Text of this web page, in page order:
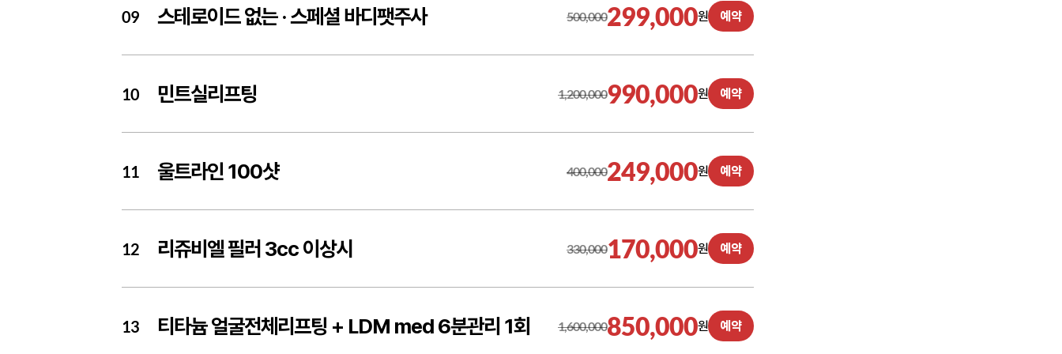
09 스테로이드 없는 ·스페셜 바디팻주사 500,000299,000원 예약
10 민트실리프팅 1,200,000990,000원 예약
11 울트라인 100샷 400,000249,000원 예약
12 리쥬비엘 필러 3cc 이상시 330,000170,000원 예약
13 티타늄 얼굴전체리프팅 + LDM med 6분관리 1회 1,600,000850,000원 예약